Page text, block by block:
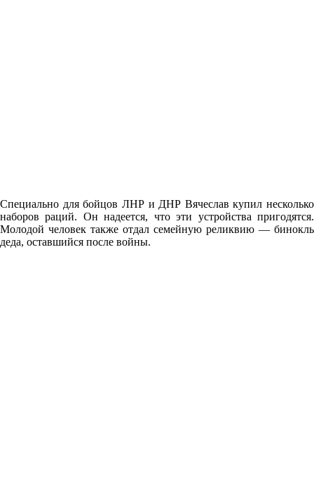
Специально для бойцов ЛНР и ДНР Вячеслав купил несколько
наборов раций. Он надеется, что эти устройства пригодятся.
Молодой человек также отдал семейную реликвию — бинокль
деда, оставшийся после войны.